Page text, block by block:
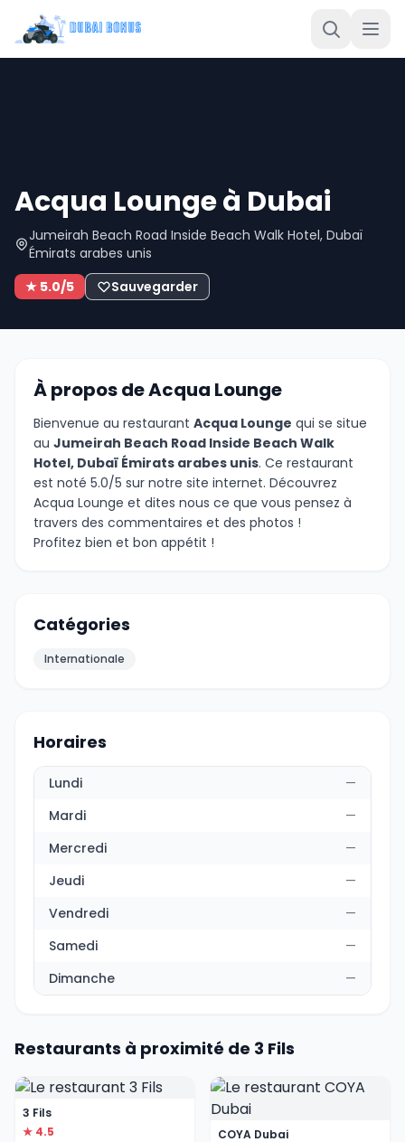
Acqua Lounge à Dubai
Jumeirah Beach Road Inside Beach Walk Hotel, Dubaï
Émirats arabes unis
★ 5.0/5
Sauvegarder
À propos de Acqua Lounge
Bienvenue au restaurant Acqua Lounge qui se situe
au Jumeirah Beach Road Inside Beach Walk
Hotel, Dubaï Émirats arabes unis. Ce restaurant
est noté 5.0/5 sur notre site internet. Découvrez
Acqua Lounge et dites nous ce que vous pensez à
travers des commentaires et des photos !
Profitez bien et bon appétit !
Catégories
Internationale
Horaires
Lundi
—
Mardi
—
Mercredi
—
Jeudi
—
Vendredi
—
Samedi
—
Dimanche
—
Restaurants à proximité de 3 Fils
3 Fils
★ 4.5
COYA Dubai